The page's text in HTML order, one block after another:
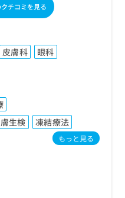
チコミを見る
皮膚科
眼科
生検 凍結療法
もっと見る